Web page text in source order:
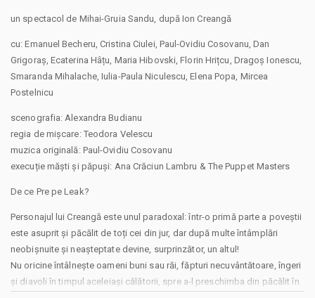
un spectacol de Mihai-Gruia Sandu, după Ion Creangă
cu: Emanuel Becheru, Cristina Ciulei, Paul-Ovidiu Cosovanu, Dan
Grigoraș, Ecaterina Hâțu, Maria Hibovski, Florin Hrițcu, Dragoș Ionescu,
Smaranda Mihalache, Iulia-Paula Niculescu, Elena Popa, Mircea
Postelnicu
scenografia: Alexandra Budianu
regia de mișcare: Teodora Velescu
muzica originală: Paul-Ovidiu Cosovanu
execuție măști și păpuși: Ana Crăciun Lambru & The Puppet Masters
De ce Pre pe Leak?
Personajul lui Creangă este unul paradoxal: într-o primă parte a poveștii
este asuprit și păcălit de toți cei din jur, dar după multe întâmplări
neobișnuite și neașteptate devine, surprinzător, un altul!
Nu oricine întâlnește oameni buni sau răi, făpturi necuvântătoare, îngeri
și diavoli în timpul aceleiași călătorii, spre a-l preschimba din păcălit în